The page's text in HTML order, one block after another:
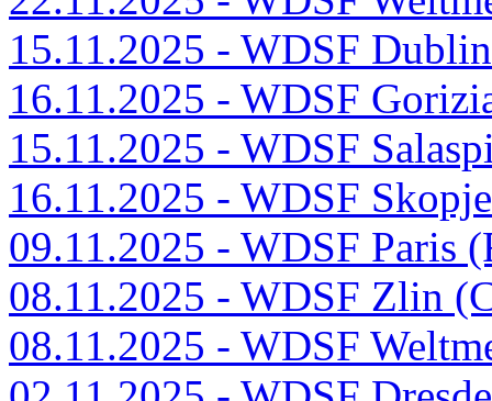
15.11.2025 - WDSF
16.11.2025 - WDSF
15.11.2025 - WDSF
16.11.2025 - WDSF
09.11.2025 - WDSF Paris
08.11.2025 - WDSF Zlin
08.11.2025 - WDSF